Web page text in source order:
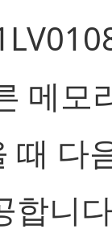
메모
때 다
합니